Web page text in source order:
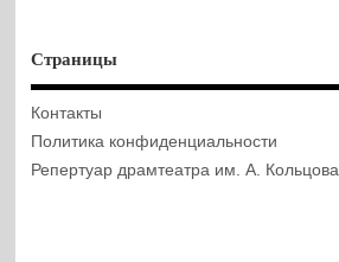
Страницы
Контакты
Политика конфиденциальности
Репертуар драмтеатра им. А. Кольцова